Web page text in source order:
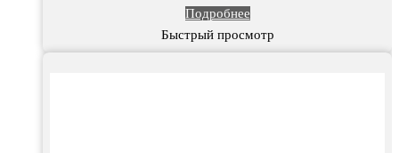
Подробнее
Быстрый просмотр